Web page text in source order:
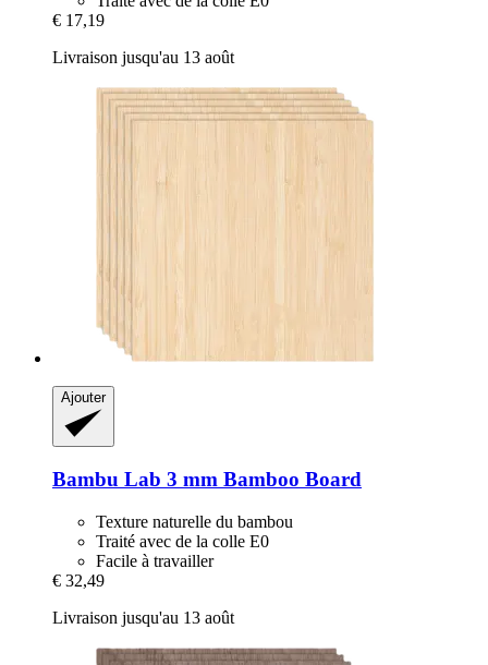
€ 17,19
Livraison jusqu'au 13 août
Ajouter
Bambu Lab 3 mm Bamboo Board
Texture naturelle du bambou
Traité avec de la colle E0
Facile à travailler
€ 32,49
Livraison jusqu'au 13 août